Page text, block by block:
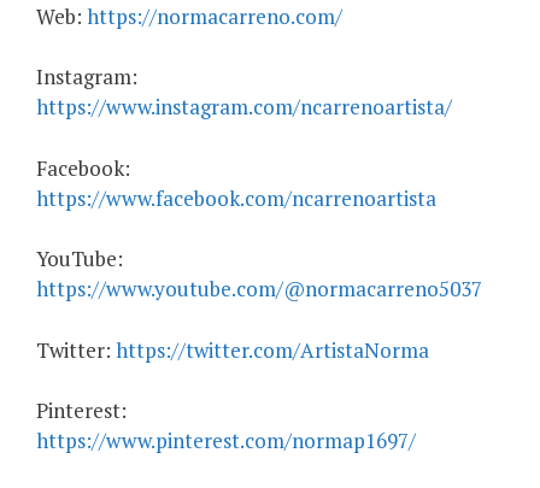
Web: https://normacarreno.com/
Instagram:
https://www.instagram.com/ncarrenoartista/
Facebook:
https://www.facebook.com/ncarrenoartista
YouTube:
https://www.youtube.com/@normacarreno5037
Twitter: https://twitter.com/ArtistaNorma
Pinterest:
https://www.pinterest.com/normap1697/